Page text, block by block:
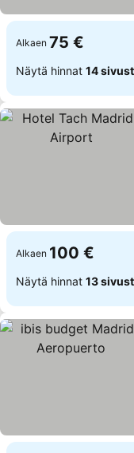
Alkaen 75 €
Näytä hinnat 14
Alkaen 100 €
Näytä hinnat 13